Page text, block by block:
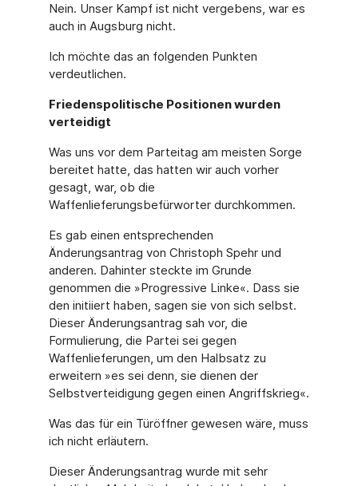
Nein. Unser Kampf ist nicht vergebens, war es
auch in Augsburg nicht.
Ich möchte das an folgenden Punkten
verdeutlichen.
Friedenspolitische Positionen wurden
verteidigt
Was uns vor dem Parteitag am meisten Sorge
bereitet hatte, das hatten wir auch vorher
gesagt, war, ob die
Waffenlieferungsbefürworter durchkommen.
Es gab einen entsprechenden
Änderungsantrag von Christoph Spehr und
anderen. Dahinter steckte im Grunde
genommen die »Progressive Linke«. Dass sie
den initiiert haben, sagen sie von sich selbst.
Dieser Änderungsantrag sah vor, die
Formulierung, die Partei sei gegen
Waffenlieferungen, um den Halbsatz zu
erweitern »es sei denn, sie dienen der
Selbstverteidigung gegen einen Angriffskrieg«.
Was das für ein Türöffner gewesen wäre, muss
ich nicht erläutern.
Dieser Änderungsantrag wurde mit sehr